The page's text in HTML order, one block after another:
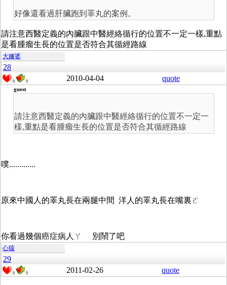
好像還看過肝臟跑到睪丸的案例。
請注意西醫定義的內臟跟中醫經絡循行的位置不一定一樣,重點
是看腫瘤生長的位置是否符合其循經路線
大嬸婆
28
0 0 2010-04-04 quote
guest
請注意西醫定義的內臟跟中醫經絡循行的位置不一定一
樣,重點是看腫瘤生長的位置是否符合其循經路線
噗.............
原來中國人的睪丸長在兩腿中間 洋人的睪丸長在嘴裏ㄛ
你看過幾個癌症病人ㄚ 別鬧了吧
心猿
29
0 0 2011-02-26 quote